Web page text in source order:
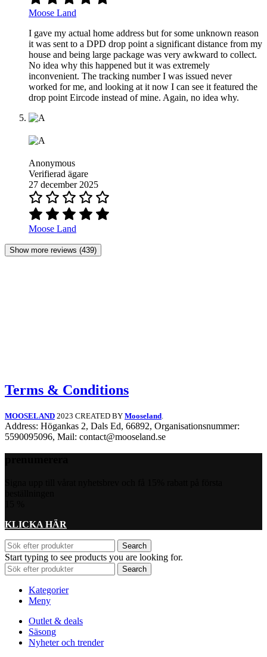
Moose Land
I gave my actual home address but for some unknown reason
it was sent to a DPD drop point a significant distance from my
house and being large package was very awkward to collect.
No idea why this happened but it was extremely
inconvenient. The tracking number I was issued never
worked for me, and looking at it now I can see it featured the
drop point Eircode instead of mine. Again, no idea why.
Anonymous
Verifierad ägare
27 december 2025
Moose Land
Show more reviews (439)
Terms & Conditions
MOOSELAND 2023 CREATED BY Mooseland
Address: Högankas 2, Dals Ed, 66892, Organisationsnummer:
5590095096, Mail: contact@mooseland.se
KLICKA HÄR
Search
Start typing to see products you are looking for.
Search
Kategorier
Meny
Outlet & deals
Säsong
Nyheter och trender